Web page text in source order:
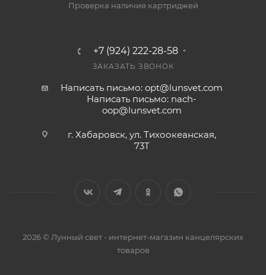
Проверка наличия картриджей
+7 (924) 222-28-58
ЗАКАЗАТЬ ЗВОНОК
Написать письмо: opt@lunsvet.com
Написать письмо: nach-
oop@lunsvet.com
г. Хабаровск, ул. Тихоокеанская,
73Т
2026 © Лунный свет - интернет-магазин канцелярских
товаров